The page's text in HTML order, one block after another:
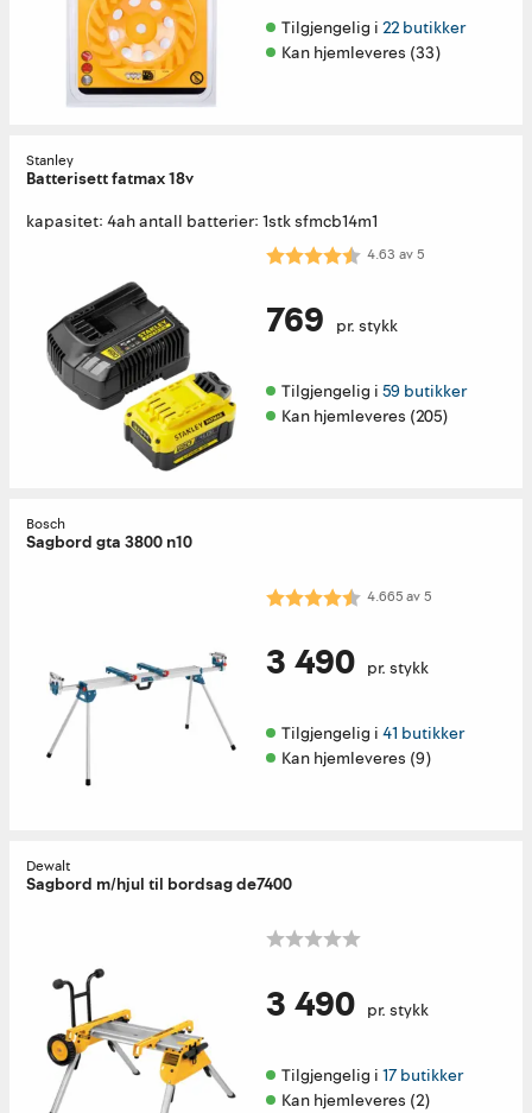
Tilgjengelig i 22 butikker
Kan hjemleveres (33)
Stanley
Batterisett fatmax 18v
kapasitet: 4ah antall batterier: 1stk sfmcb14m1
Karakter: 4.6 av 5 mulige
4.63 av5
769 pr. stykk
Tilgjengelig i 59 butikker
Kan hjemleveres (205)
Bosch
Sagbord gta 3800 n10
Karakter: 4.7 av 5 mulige
4.665av5
3 490 pr. stykk
Tilgjengelig i 41 butikker
Kan hjemleveres (9)
Dewalt
Sagbord m/hjul til bordsag de7400
3 490 pr. stykk
Tilgjengelig i 17 butikker
Kan hjemleveres (2)